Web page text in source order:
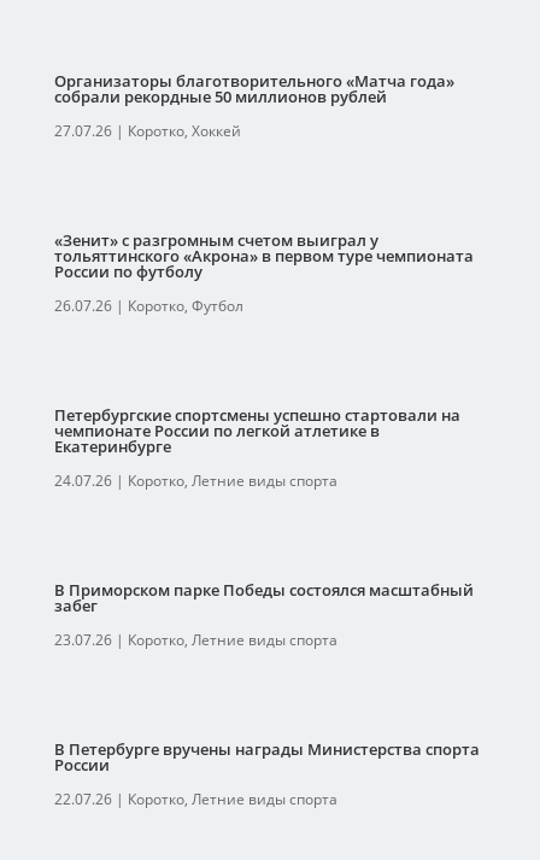
Организаторы благотворительного «Матча года»
собрали рекордные 50 миллионов рублей
27.07.26| Коротко, Хоккей
«Зенит» с разгромным счетом выиграл у
тольяттинского «Акрона» в первом туре чемпионата
России по футболу
26.07.26| Коротко, Футбол
Петербургские спортсмены успешно стартовали на
чемпионате России по легкой атлетике в
Екатеринбурге
24.07.26| Коротко, Летние виды спорта
В Приморском парке Победы состоялся масштабный
забег
23.07.26| Коротко, Летние виды спорта
В Петербурге вручены награды Министерства спорта
России
22.07.26| Коротко, Летние виды спорта